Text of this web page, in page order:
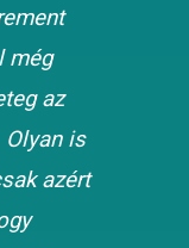
még
az
Olyan is
azért